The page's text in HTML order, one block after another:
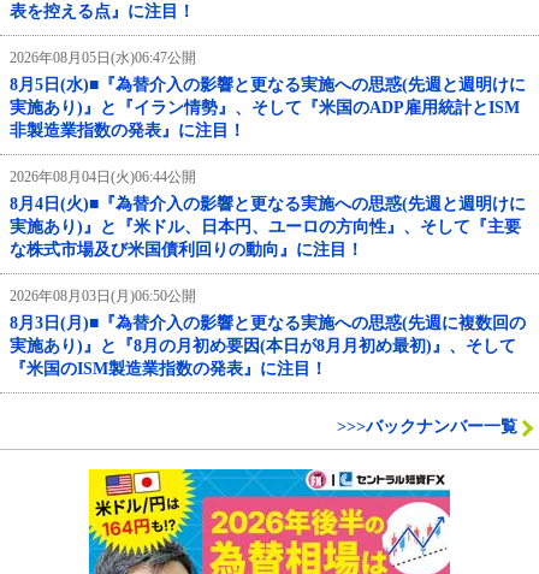
表を控える点』に注目！
2026年08月05日(水)06:47公開
8月5日(水)■『為替介入の影響と更なる実施への思惑(先週と週明けに
実施あり)』と『イラン情勢』、そして『米国のADP雇用統計とISM
非製造業指数の発表』に注目！
2026年08月04日(火)06:44公開
8月4日(火)■『為替介入の影響と更なる実施への思惑(先週と週明けに
実施あり)』と『米ドル、日本円、ユーロの方向性』、そして『主要
な株式市場及び米国債利回りの動向』に注目！
2026年08月03日(月)06:50公開
8月3日(月)■『為替介入の影響と更なる実施への思惑(先週に複数回の
実施あり)』と『8月の月初め要因(本日が8月月初め最初)』、そして
『米国のISM製造業指数の発表』に注目！
>>>バックナンバー一覧